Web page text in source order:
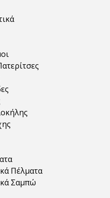
Πέλματα
Σαμπώ